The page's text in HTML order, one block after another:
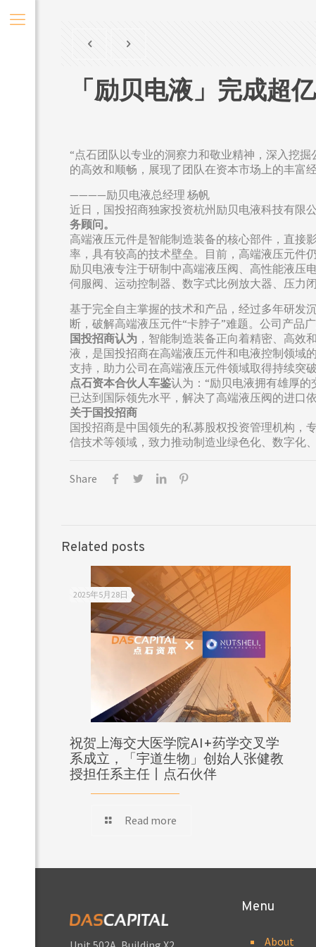
「励贝电液」完成超
“点石团队以专业的洞察力和敬业精神，深入挖
的高效和顺畅，展现了团队在资本市场上的丰富
————励贝电液总经理 杨帆
近日，国投招商独家投资杭州励贝电液科技有限
务顾问。
高端液压元件是智能制造装备的核心部件，直接
率，具有较高的技术壁垒。目前，高端液压元件
励贝电液专注于研制中高端液压阀、高性能液压
伺服阀、运动控制器、数字式比例放大器、压力
基于完全自主掌握的技术和产品，经过多年研发
断，破解高端液压元件“卡脖子”难题。公司产品
国投招商认为 ，智能制造装备正向着精密、高
液，是国投招商在高端液压元件和电液控制领域
支持，助力公司在高端液压元件领域取得持续突破
点石资本合伙人车鉴认为：“励贝电液拥有雄厚
已达到国际领先水平，解决了高端液压阀的进口
关于国投招商
国投招商是中国领先的私募股权投资管理机构，
信技术等领域，致力推动制造业绿色化、数字化
Share
Related posts
2025年5月28日
祝贺上海交大医学院AI+药学交叉学
系成立，「宇道生物」创始人张健教
授担任系主任丨点石伙伴
Read more
Menu
About